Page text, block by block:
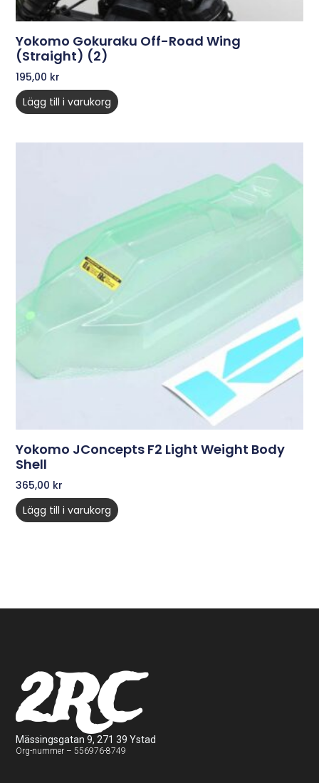
Yokomo Gokuraku Off-Road Wing
(Straight) (2)
195,00 kr
Lägg till i varukorg
Yokomo JConcepts F2 Light Weight Body
Shell
365,00 kr
Lägg till i varukorg
2RC
Mässingsgatan 9, 271 39 Ystad
Org-nummer – 556976-8749